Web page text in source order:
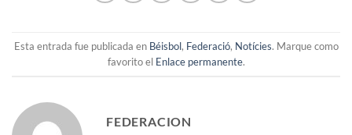
Esta entrada fue publicada en Béisbol, Federació, Notícies. Marque como
favorito el Enlace permanente.
FEDERACION